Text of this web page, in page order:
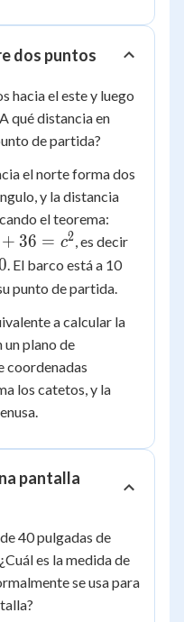
dos puntos
hacia el este y luego
qué distancia en
de partida?
el norte forma dos
y la distancia
el teorema:
+
6^2
c^2
+ 36 = c2 , es decirc^2
. El barco está a 10
punto de partida.
a calcular la
plano de
coordenadas
los catetos, y la
pantalla
40 pulgadas de
es la medida de
se usa para